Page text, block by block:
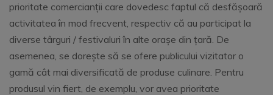
prioritate comercianții care dovedesc faptul că desfășoară
activitatea în mod frecvent, respectiv că au participat la
diverse târguri / festivaluri în alte orașe din țară. De
asemenea, se dorește să se ofere publicului vizitator o
gamă cât mai diversificată de produse culinare. Pentru
produsul vin fiert, de exemplu, vor avea prioritate